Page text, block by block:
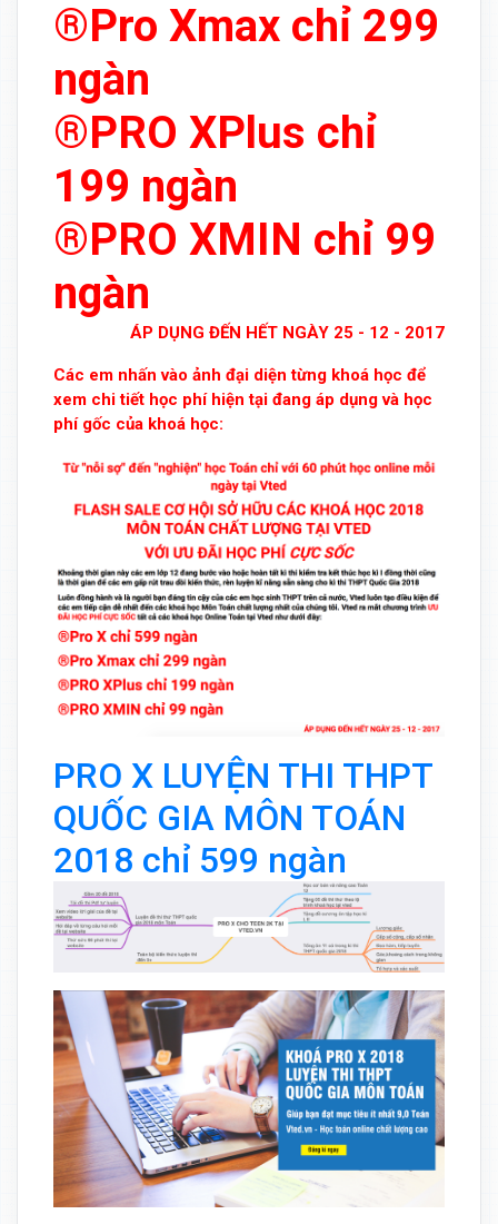
®Pro Xmax chỉ 299
ngàn
®PRO XPlus chỉ
199 ngàn
®PRO XMIN chỉ 99
ngàn
ÁP DỤNG ĐẾN HẾT NGÀY 25 - 12 - 2017
Các em nhấn vào ảnh đại diện từng khoá học để
xem chi tiết học phí hiện tại đang áp dụng và học
phí gốc của khoá học:
PRO X LUYỆN THI THPT
QUỐC GIA MÔN TOÁN
2018 chỉ 599 ngàn